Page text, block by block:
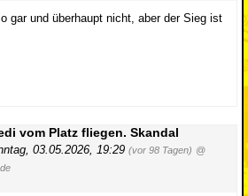
gar und überhaupt nicht, aber der Sieg ist
vom Platz fliegen. Skandal
03.05.2026, 19:29 (vor 98 Tagen) @